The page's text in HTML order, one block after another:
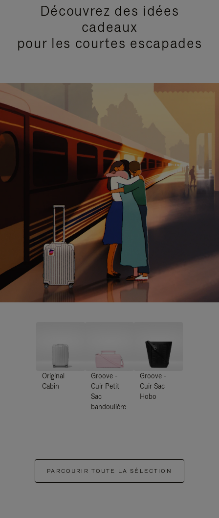
Découvrez des idées
cadeaux
pour les courtes escapades
Original
Cabin
Groove -
Cuir Petit
Sac
bandoulière
Groove -
Cuir Sac
Hobo
PARCOURIR TOUTE LA SÉLECTION